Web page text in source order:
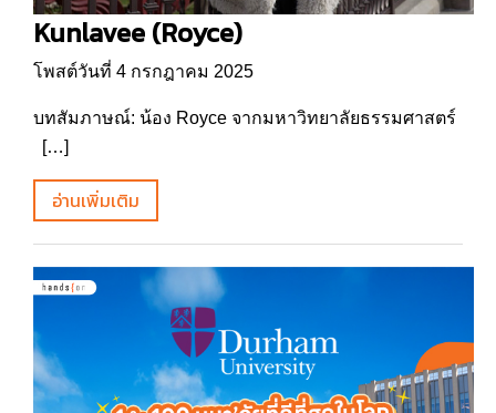
Kunlavee (Royce)
โพสต์วันที่ 4 กรกฎาคม 2025
บทสัมภาษณ์: น้อง Royce จากมหาวิทยาลัยธรรมศาสตร์
[…]
อ่านเพิ่มเติม